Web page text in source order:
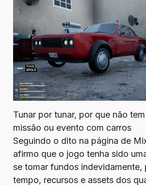
Tunar por tunar, por que não
missão ou evento com carros
Seguindo o dito na página de
afirmo que o jogo tenha sido
se tomar fundos indevidamente,
tempo, recursos e assets dos